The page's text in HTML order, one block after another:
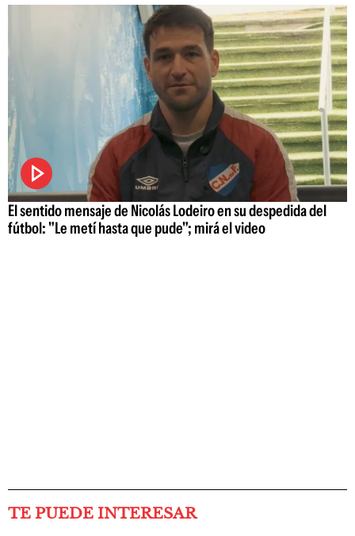
El sentido mensaje de Nicolás Lodeiro en su despedida del
fútbol: "Le metí hasta que pude"; mirá el video
TE PUEDE INTERESAR